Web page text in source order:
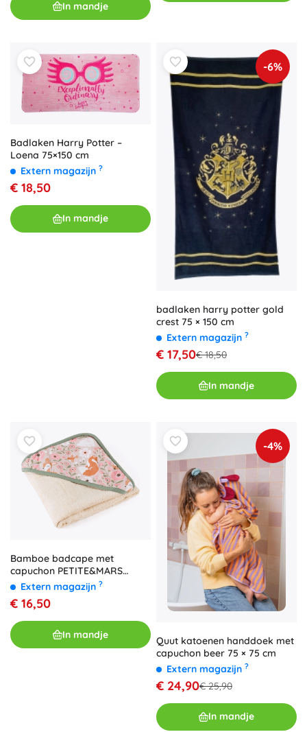
baddavontuur.In mandje
Badlaken Harry Potter –
Loena 75×150 cm
Extern magazijn ?
€ 18,50
In mandje
-6%
badlaken harry potter gold
crest 75 × 150 cm
Extern magazijn ?
€ 17,50€ 18,50
In mandje
Bamboe badcape met
capuchon PETITE&MARS
Loulou Rosy Wilderness 100 ×
Extern magazijn ?
€ 16,50
In mandje
-4%
Quut katoenen handdoek met
capuchon beer 75 × 75 cm
Extern magazijn ?
€ 24,90€ 25,90
In mandje